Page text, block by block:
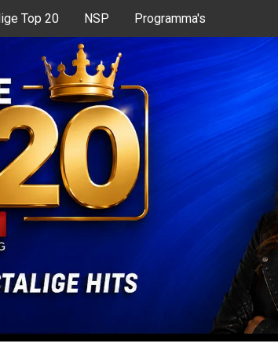
Top 20 NSP Programma's